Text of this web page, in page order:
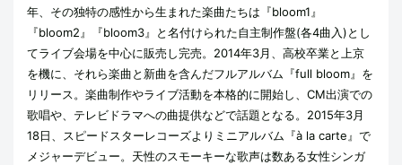
年、その独特の感性から生まれた楽曲たちは『bloom1』
『bloom2』『bloom3』と名付けられた自主制作盤(各4曲入)とし
てライブ会場を中心に販売し完売。2014年3月、高校卒業と上京
を機に、それら楽曲と新曲を含んだフルアルバム『full bloom』を
リリース。楽曲制作やライブ活動を本格的に開始し、CM出演での
歌唱や、テレビドラマへの曲提供などで話題となる。2015年3月
18日、スピードスターレコーズよりミニアルバム『à la carte』で
メジャーデビュー。天性のスモーキーな歌声は数ある女性シンガ